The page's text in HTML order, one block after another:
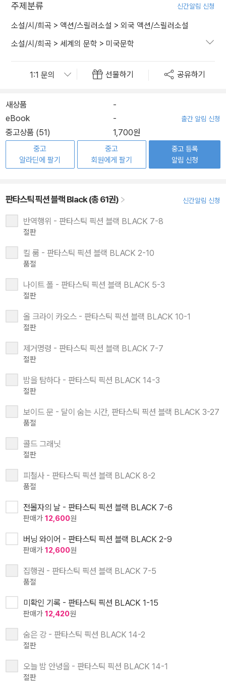
주제분류 신간알림 신청
소설/시/희곡 > 액션/스릴러소설 > 외국 액션/스릴러소설
소설/시/희곡 > 세계의 문학 > 미국문학
선물하기 공유하기
새상품
-
eBook
- 출간 알림 신청
중고상품 (51) 1,700원
중고
알라딘에 팔기
중고
회원에게 팔기
중고 등록
알림 신청
판타스틱 픽션 블랙 Black (총 61권) 신간알림 신청
반역행위 - 판타스틱 픽션 블랙 BLACK 7-8
절판
킬 룸 - 판타스틱 픽션 블랙 BLACK 2-10
품절
나이트 폴 - 판타스틱 픽션 블랙 BLACK 5-3
절판
올 크라이 카오스 - 판타스틱 픽션 블랙 BLACK 10-1
절판
제거명령 - 판타스틱 픽션 블랙 BLACK 7-7
절판
밤을 탐하다 - 판타스틱 픽션 BLACK 14-3
절판
보이드 문 - 달이 숨는 시간, 판타스틱 픽션 블랙 BLACK 3-27
품절
콜드 그래닛
절판
피철사 - 판타스틱 픽션 블랙 BLACK 8-2
품절
전몰자의 날 - 판타스틱 픽션 블랙 BLACK 7-6
판매가 12,600원
버닝 와이어 - 판타스틱 픽션 블랙 BLACK 2-9
판매가 12,600원
집행권 - 판타스틱 픽션 블랙 BLACK 7-5
품절
미확인 기록 - 판타스틱 픽션 BLACK 1-15
판매가 12,420원
숨은 강 - 판타스틱 픽션 BLACK 14-2
절판
오늘 밤 안녕을 - 판타스틱 픽션 BLACK 14-1
절판